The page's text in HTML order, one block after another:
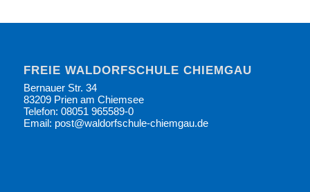
FREIE WALDORFSCHULE CHIEMGAU
Bernauer Str. 34
83209 Prien am Chiemsee
Telefon: 08051 965589-0
Email: post@waldorfschule-chiemgau.de